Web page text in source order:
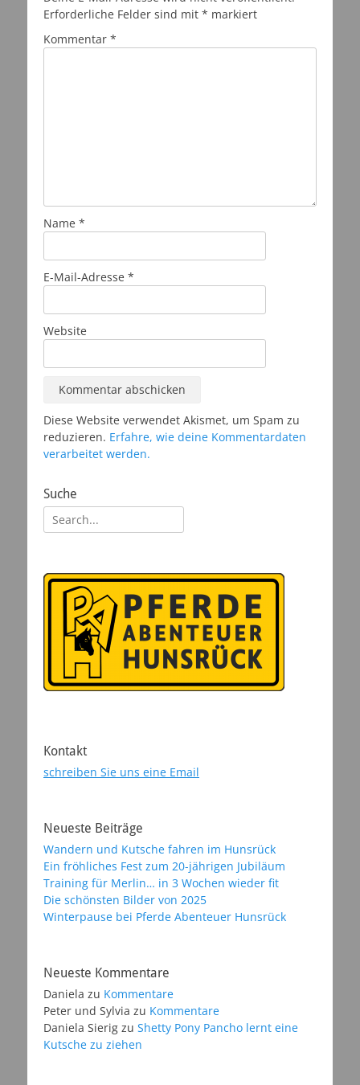
Erforderliche Felder sind mit * markiert
Kommentar *
Name *
E-Mail-Adresse *
Website
Diese Website verwendet Akismet, um Spam zu
reduzieren. Erfahre, wie deine Kommentardaten
verarbeitet werden.
Suche
Suchen
nach:
Kontakt
schreiben Sie uns eine Email
Neueste Beiträge
Wandern und Kutsche fahren im Hunsrück
Ein fröhliches Fest zum 20-jährigen Jubiläum
Training für Merlin… in 3 Wochen wieder fit
Die schönsten Bilder von 2025
Winterpause bei Pferde Abenteuer Hunsrück
Neueste Kommentare
Daniela zu Kommentare
Peter und Sylvia zu Kommentare
Daniela Sierig zu Shetty Pony Pancho lernt eine
Kutsche zu ziehen